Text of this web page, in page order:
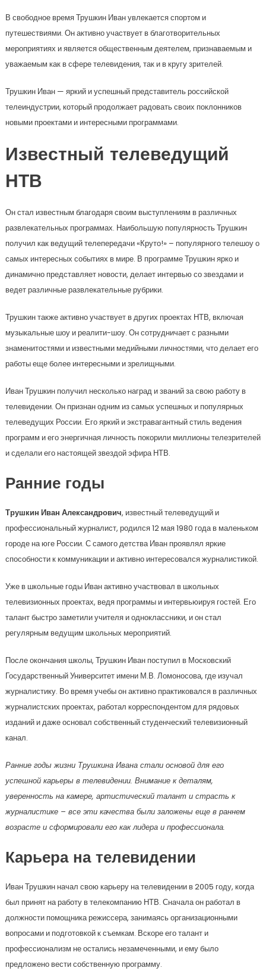
В свободное время Трушкин Иван увлекается спортом и
путешествиями. Он активно участвует в благотворительных
мероприятиях и является общественным деятелем, признаваемым и
уважаемым как в сфере телевидения, так и в кругу зрителей.
Трушкин Иван — яркий и успешный представитель российской
телеиндустрии, который продолжает радовать своих поклонников
новыми проектами и интересными программами.
Известный телеведущий
НТВ
Он стал известным благодаря своим выступлениям в различных
развлекательных программах. Наибольшую популярность Трушкин
получил как ведущий телепередачи «Круто!» – популярного телешоу о
самых интересных событиях в мире. В программе Трушкин ярко и
динамично представляет новости, делает интервью со звездами и
ведет различные развлекательные рубрики.
Трушкин также активно участвует в других проектах НТВ, включая
музыкальные шоу и реалити-шоу. Он сотрудничает с разными
знаменитостями и известными медийными личностями, что делает его
работы еще более интересными и зрелищными.
Иван Трушкин получил несколько наград и званий за свою работу в
телевидении. Он признан одним из самых успешных и популярных
телеведущих России. Его яркий и экстравагантный стиль ведения
программ и его энергичная личность покорили миллионы телезрителей
и сделали его настоящей звездой эфира НТВ.
Ранние годы
Трушкин Иван Александрович, известный телеведущий и
профессиональный журналист, родился 12 мая 1980 года в маленьком
городе на юге России. С самого детства Иван проявлял яркие
способности к коммуникации и активно интересовался журналистикой.
Уже в школьные годы Иван активно участвовал в школьных
телевизионных проектах, ведя программы и интервьюируя гостей. Его
талант быстро заметили учителя и одноклассники, и он стал
регулярным ведущим школьных мероприятий.
После окончания школы, Трушкин Иван поступил в Московский
Государственный Университет имени М.В. Ломоносова, где изучал
журналистику. Во время учебы он активно практиковался в различных
журналистских проектах, работал корреспондентом для рядовых
изданий и даже основал собственный студенческий телевизионный
канал.
Ранние годы жизни Трушкина Ивана стали основой для его
успешной карьеры в телевидении. Внимание к деталям,
уверенность на камере, артистический талант и страсть к
журналистике – все эти качества были заложены еще в раннем
возрасте и сформировали его как лидера и профессионала.
Карьера на телевидении
Иван Трушкин начал свою карьеру на телевидении в 2005 году, когда
был принят на работу в телекомпанию НТВ. Сначала он работал в
должности помощника режиссера, занимаясь организационными
вопросами и подготовкой к съемкам. Вскоре его талант и
профессионализм не остались незамеченными, и ему было
предложено вести собственную программу.